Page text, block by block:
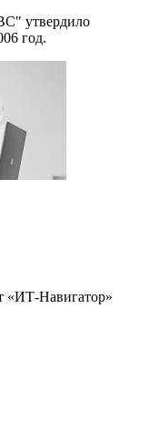
утвердило
год.
«ИТ-Навигатор»